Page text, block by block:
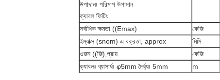
উপাদানঃ পরিমাপ উপাদান
ক্যাবল ফিটিং
সর্বাধিক ক্ষমতা ((Emax)
কেজি
ইম্যাক্স (snom) এ বক্রতা, approx
মিমি
ওজন ((জি),প্রায়
কেজি
ক্যাবলঃ ব্যাসার্ধঃ φ5mm দৈর্ঘ্যঃ 5mm
m